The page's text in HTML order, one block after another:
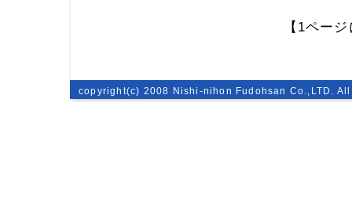
【1ペー
copyright(c) 2008 Nishi-nihon Fudohsan Co.,LTD.